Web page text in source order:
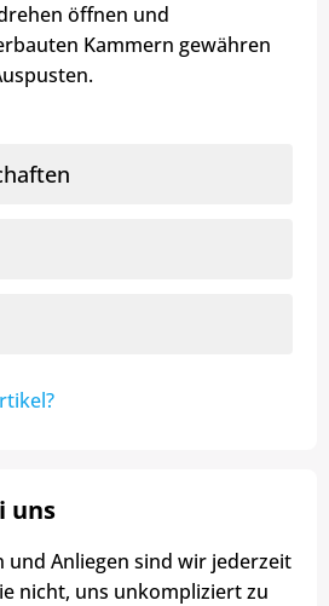
öffnen und
Kammern gewähren
uns
und Anliegen sind wir jederzeit
nicht, uns unkompliziert zu